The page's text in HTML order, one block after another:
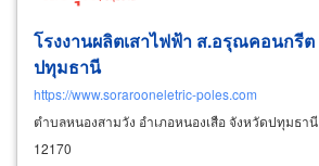
โรงงานผลิตเสาไฟฟ้า ส.อรุณคอนกรีต
ปทุมธานี
https://www.sorarooneletric-poles.com
ตำบลหนองสามวัง อำเภอหนองเสือ จังหวัดปทุมธานี
12170